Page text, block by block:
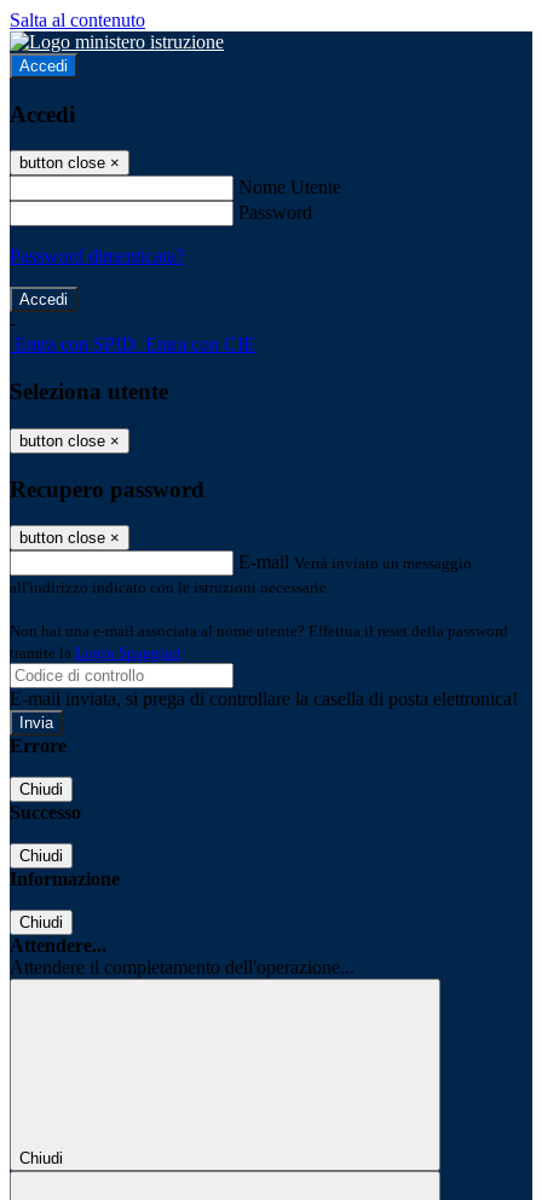
Salta al contenuto
Accedi
Accedi
button close ×
Nome Utente
Password
Password dimenticata?
-
Entra con SPID Entra con CIE
Seleziona utente
button close ×
Recupero password
button close ×
E-mail Verrà inviato un messaggio
all'indirizzo indicato con le istruzioni necessarie.
Non hai una e-mail associata al nome utente? Effettua il reset della password
tramite la Login Spaggiari
E-mail inviata, si prega di controllare la casella di posta elettronica!
Errore
Chiudi
Successo
Chiudi
Informazione
Chiudi
Attendere...
Attendere il completamento dell'operazione...
Chiudi